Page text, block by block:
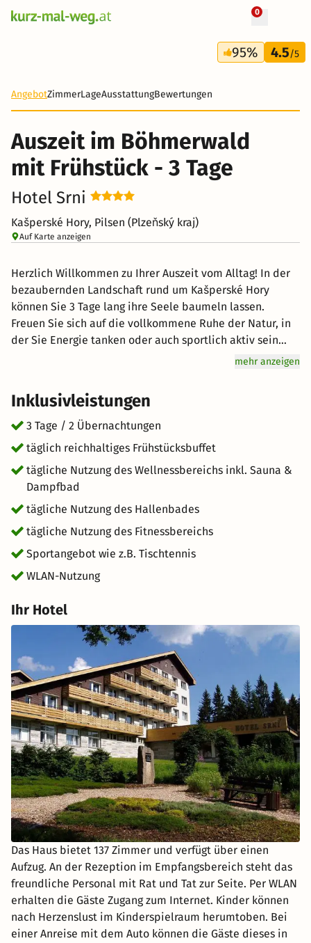
0
3 Tage
68 €
95% 4.5/5
AngebotZimmerLageAusstattungBewertungen
Auszeit im Böhmerwald
mit Frühstück - 3 Tage
Hotel Srni
Kašperské Hory, Pilsen (Plzeňský kraj)
Auf Karte anzeigen
Herzlich Willkommen zu Ihrer Auszeit vom Alltag! In der
bezaubernden Landschaft rund um Kašperské Hory
können Sie 3 Tage lang ihre Seele baumeln lassen.
Freuen Sie sich auf die vollkommene Ruhe der Natur, in
der Sie Energie tanken oder auch sportlich aktiv sein
können. Nutzen Sie die einzigartige Umgebung für
geschrieben: Starten Sie mit einem reichhaltigen
Frühstücksbuffet für Genießer vital in den Tag. Freuen Sie
sich auf hervorragenden Service und eine entspannte
Atmosphäre für einen einzigartigen Urlaub. kurz-mal-
weg.de wünscht Ihnen einen großartigen Aufenthalt im
schönen Kašperské Hory.
mehr anzeigen
Inklusivleistungen
3 Tage / 2 Übernachtungen
täglich reichhaltiges Frühstücksbuffet
tägliche Nutzung des Wellnessbereichs inkl. Sauna &
Dampfbad
tägliche Nutzung des Hallenbades
tägliche Nutzung des Fitnessbereichs
Sportangebot wie z.B. Tischtennis
WLAN-Nutzung
Ihr Hotel
Das Haus bietet 137 Zimmer und verfügt über einen
Aufzug. An der Rezeption im Empfangsbereich steht das
freundliche Personal mit Rat und Tat zur Seite. Per WLAN
erhalten die Gäste Zugang zum Internet. Kinder können
nach Herzenslust im Kinderspielraum herumtoben. Bei
einer Anreise mit dem Auto können die Gäste dieses in